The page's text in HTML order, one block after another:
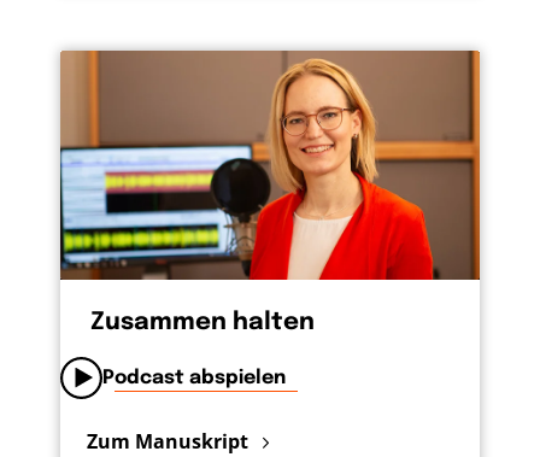
Zusammen halten
Podcast abspielen
Zum Manuskript